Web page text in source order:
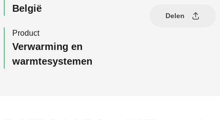
België
Product
Verwarming en
warmtesystemen
Delen